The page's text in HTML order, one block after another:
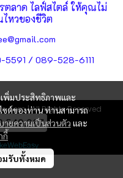
เพิ่มประสิทธิภาพและ
ซต์ของท่าน ท่านสามารถ
ายความเป็นส่วนตัว และ
กี้
มรับทั้งหมด
ลาด ไลฟ์สไตล์ ให้คุณไม่
หวของชีวิต
/ 089-528-6111
| All Rights Reserved